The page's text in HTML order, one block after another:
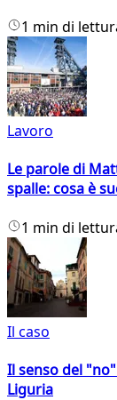
1 min di
Lavoro
Le parole di
spalle: cosa è
1 min di
Il caso
Il senso del
Liguria